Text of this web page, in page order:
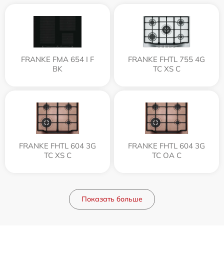
FRANKE FMA 654 I F
BK
FRANKE FHTL 755 4G
TC XS C
FRANKE FHTL 604 3G
TC XS C
FRANKE FHTL 604 3G
TC OA C
Показать больше